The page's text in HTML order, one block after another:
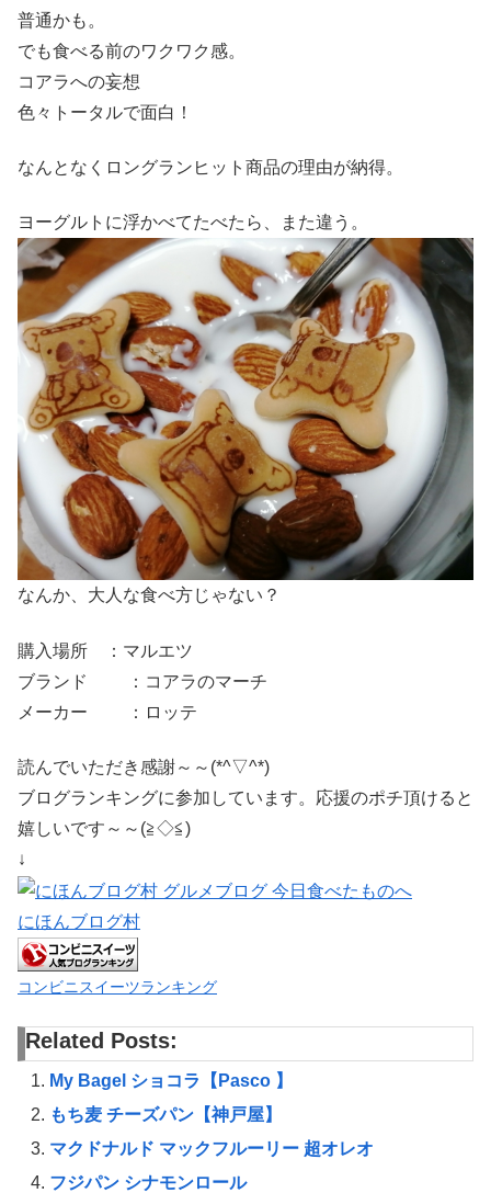
普通かも。
でも食べる前のワクワク感。
コアラへの妄想
色々トータルで面白！
なんとなくロングランヒット商品の理由が納得。
ヨーグルトに浮かべてたべたら、また違う。
なんか、大人な食べ方じゃない？
購入場所 ：マルエツ
ブランド ：コアラのマーチ
メーカー ：ロッテ
読んでいただき感謝～～(*^▽^*)
ブログランキングに参加しています。応援のポチ頂けると
嬉しいです～～(≧◇≦)
↓
にほんブログ村
コンビニスイーツランキング
Related Posts:
My Bagel ショコラ【Pasco 】
もち麦 チーズパン【神戸屋】
マクドナルド マックフルーリー 超オレオ
フジパン シナモンロール